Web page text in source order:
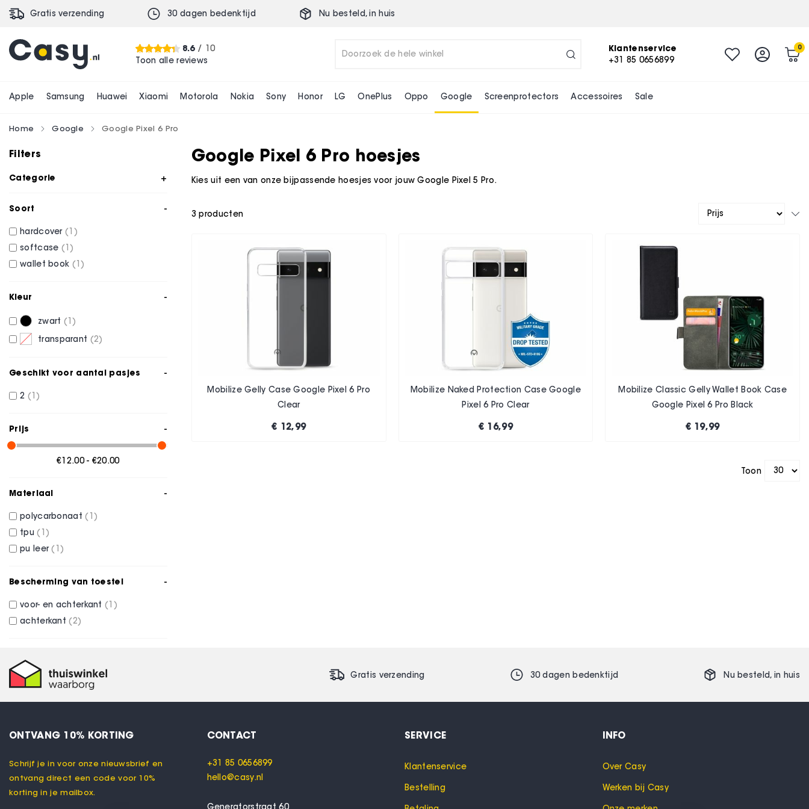
Gratis verzending 30 dagen bedenktijd Nu besteld,in huis
Klantenservice
+31 85 0656899
8.6/ 10
Toon alle reviews
0
Apple Samsung Huawei Xiaomi Motorola Nokia Sony Honor LG OnePlus Oppo Google Screenprotectors Accessoires Sale
Home Google Google Pixel 6 Pro
Google Pixel 6 Pro hoesjes
Kies uit een van onze bijpassende hoesjes voor jouw Google Pixel 5 Pro.
3 producten
Mobilize Gelly Case Google Pixel 6 Pro
Clear
€ 12,99
Mobilize Naked Protection Case Google
Pixel 6 Pro Clear
€ 16,99
Mobilize Classic Gelly Wallet Book Case
Google Pixel 6 Pro Black
€ 19,99
Toon
Filters
Categorie
Soort
hardcover
1
softcase
1
wallet book
1
Kleur
zwart
1
transparant
2
Geschikt voor aantal pasjes
2 1
Prijs
€12.00 - €20.00
Materiaal
polycarbonaat
1
tpu
1
pu leer
1
Bescherming van toestel
voor- en achterkant
1
achterkant
2
Gratis verzending 30 dagen bedenktijd Nu besteld, in huis
ONTVANG 10% KORTING
Schrijf je in voor onze nieuwsbrief en
ontvang direct een code voor 10%
korting in je mailbox.
CONTACT
+31 85 0656899
hello@casy.nl
Generatorstraat 60
SERVICE
Klantenservice
Bestelling
INFO
Over Casy
Werken bij Casy